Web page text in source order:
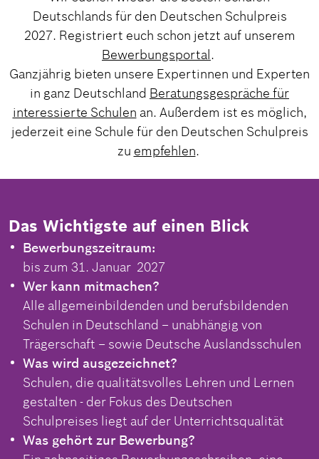
Deutschlands für den Deutschen Schulpreis
2027. Registriert euch schon jetzt auf unserem
Bewerbungsportal.
Ganzjährig bieten unsere Expertinnen und Experten
in ganz Deutschland Beratungsgespräche für
interessierte Schulen an. Außerdem ist es möglich,
jederzeit eine Schule für den Deutschen Schulpreis
zu empfehlen.
Das Wichtigste auf einen Blick
Bewerbungszeitraum:
bis zum 31. Januar 2027
Wer kann mitmachen?
Alle allgemeinbildenden und berufsbildenden
Schulen in Deutschland – unabhängig von
Trägerschaft – sowie Deutsche Auslandsschulen
Was wird ausgezeichnet?
Schulen, die qualitätsvolles Lehren und Lernen
gestalten - der Fokus des Deutschen
Schulpreises liegt auf der Unterrichtsqualität
Was gehört zur Bewerbung?